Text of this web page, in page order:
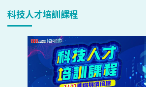
科技人才培訓課程